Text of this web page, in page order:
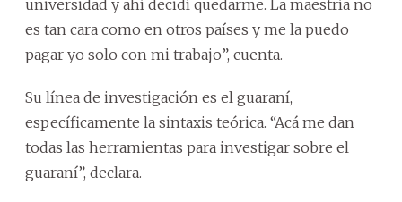
universidad y ahí decidí quedarme. La maestría no
es tan cara como en otros países y me la puedo
pagar yo solo con mi trabajo”, cuenta.
Su línea de investigación es el guaraní,
específicamente la sintaxis teórica. “Acá me dan
todas las herramientas para investigar sobre el
guaraní”, declara.